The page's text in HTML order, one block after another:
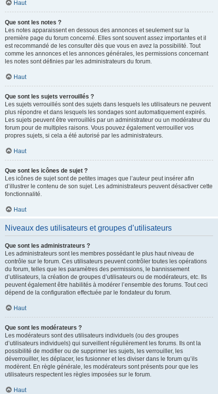
Haut
Que sont les notes ?
Les notes apparaissent en dessous des annonces et seulement sur la
première page du forum concerné. Elles sont souvent assez importantes et il
est recommandé de les consulter dès que vous en avez la possibilité. Tout
comme les annonces et les annonces générales, les permissions concernant
les notes sont définies par les administrateurs du forum.
Haut
Que sont les sujets verrouillés ?
Les sujets verrouillés sont des sujets dans lesquels les utilisateurs ne peuvent
plus répondre et dans lesquels les sondages sont automatiquement expirés.
Les sujets peuvent être verrouillés par un administrateur ou un modérateur du
forum pour de multiples raisons. Vous pouvez également verrouiller vos
propres sujets, si cela a été autorisé par les administrateurs.
Haut
Que sont les icônes de sujet ?
Les icônes de sujet sont de petites images que l’auteur peut insérer afin
d’illustrer le contenu de son sujet. Les administrateurs peuvent désactiver cette
fonctionnalité.
Haut
Niveaux des utilisateurs et groupes d’utilisateurs
Que sont les administrateurs ?
Les administrateurs sont les membres possédant le plus haut niveau de
contrôle sur le forum. Ces utilisateurs peuvent contrôler toutes les opérations
du forum, telles que les paramètres des permissions, le bannissement
d’utilisateurs, la création de groupes d’utilisateurs ou de modérateurs, etc. Ils
peuvent également être habilités à modérer l’ensemble des forums. Tout ceci
dépend de la configuration effectuée par le fondateur du forum.
Haut
Que sont les modérateurs ?
Les modérateurs sont des utilisateurs individuels (ou des groupes
d’utilisateurs individuels) qui surveillent régulièrement les forums. Ils ont la
possibilité de modifier ou de supprimer les sujets, les verrouiller, les
déverrouiller, les déplacer, les fusionner et les diviser dans le forum qu’ils
modèrent. En règle générale, les modérateurs sont présents pour que les
utilisateurs respectent les règles imposées sur le forum.
Haut